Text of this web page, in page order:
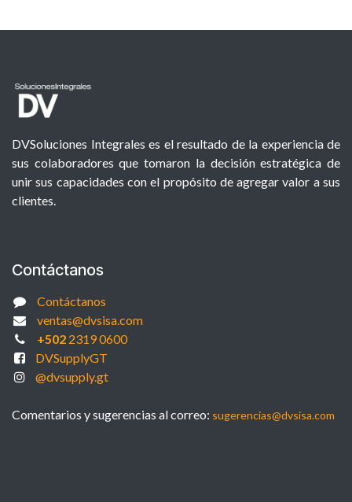
DVSoluciones Integrales es el resultado de la experiencia de
sus colaboradores que tomaron la decisión estratégica de
unir sus capacidades con el propósito de agregar valor a sus
clientes.
Contáctanos
Contáctanos
ventas@dvsisa.com
+5022319 0600
DVSupplyGT
@dvsupply.gt
Comentarios y sugerencias al correo: sugerencias@dvsisa.com